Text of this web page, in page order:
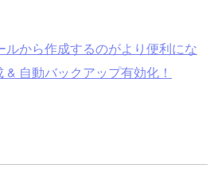
から作成するのがより便利にな
自動バックアップ有効化！